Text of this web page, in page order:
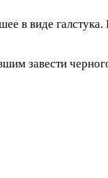
в виде
завести